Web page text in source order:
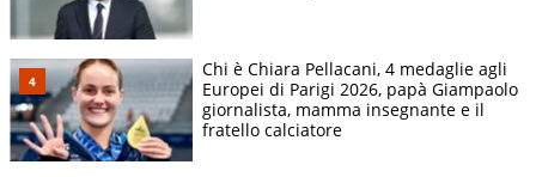
Chi è Chiara Pellacani, 4 medaglie agli
Europei di Parigi 2026, papà Giampaolo
giornalista, mamma insegnante e il
fratello calciatore